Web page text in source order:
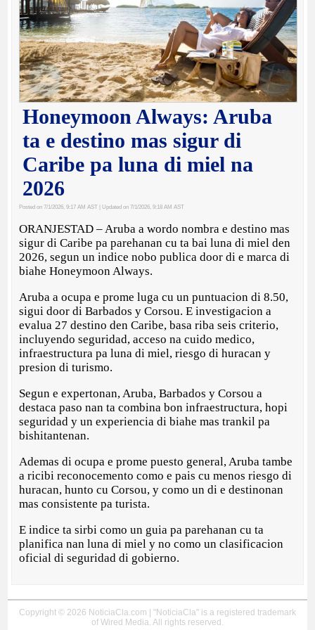
Honeymoon Always: Aruba
ta e destino mas sigur di
Caribe pa luna di miel na
2026
Posted on 7/1/2026, 9:17 AM AST | Updated on 7/1/2026, 9:18 AM AST
ORANJESTAD – Aruba a wordo nombra e destino mas
sigur di Caribe pa parehanan cu ta bai luna di miel den
2026, segun un indice nobo publica door di e marca di
biahe Honeymoon Always.
Aruba a ocupa e prome luga cu un puntuacion di 8.50,
sigui door di Barbados y Corsou. E investigacion a
evalua 27 destino den Caribe, basa riba seis criterio,
incluyendo seguridad, acceso na cuido medico,
infraestructura pa luna di miel, riesgo di huracan y
presion di turismo.
Segun e expertonan, Aruba, Barbados y Corsou a
destaca paso nan ta combina bon infraestructura, hopi
seguridad y un experiencia di biahe mas trankil pa
bishitantenan.
Ademas di ocupa e prome puesto general, Aruba tambe
a ricibi reconocemento como e pais cu menos riesgo di
huracan, hunto cu Corsou, y como un di e destinonan
mas consistente pa turista.
E indice ta sirbi como un guia pa parehanan cu ta
planifica nan luna di miel y no como un clasificacion
oficial di seguridad di gobierno.
Copyright © 2026 NoticiaCla.com | "NoticiaCla" is a registered trademark
of Wired Media. All rights reserved.